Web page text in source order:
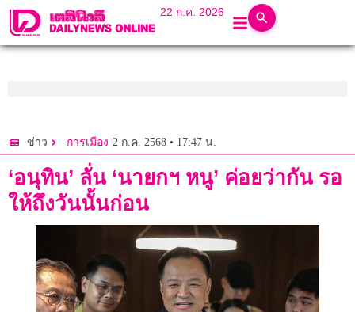
22 ก.ค. 2026
ข่าว การเมือง 2 ก.ค. 2568 • 17:47 น.
‘อนุทิน’ ลั่น ‘นายกฯ หนู’ ค่อยว่ากัน รอ
ให้ถึงวันนั้นก่อน